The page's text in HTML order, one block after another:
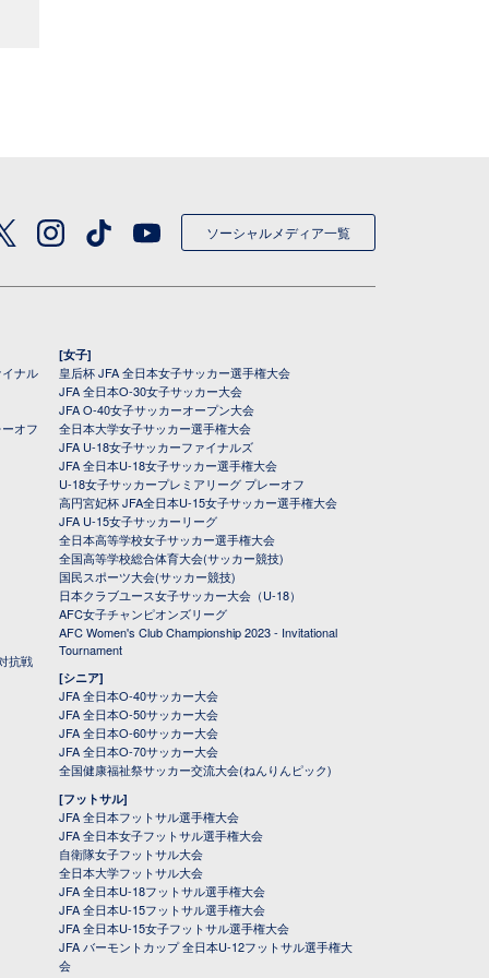
ソーシャルメディア一覧
ナル
オフ
抗戦
[女子]
皇后杯 JFA 全日本女子サッカー選手権大会
JFA 全日本O-30女子サッカー大会
JFA O-40女子サッカーオープン大会
全日本大学女子サッカー選手権大会
JFA U-18女子サッカーファイナルズ
JFA 全日本U-18女子サッカー選手権大会
U-18女子サッカープレミアリーグ プレーオフ
高円宮妃杯 JFA全日本U-15女子サッカー選手権大会
JFA U-15女子サッカーリーグ
全日本高等学校女子サッカー選手権大会
全国高等学校総合体育大会(サッカー競技)
国民スポーツ大会(サッカー競技)
日本クラブユース女子サッカー大会（U-18）
AFC女子チャンピオンズリーグ
AFC Women's Club Championship 2023 - Invitational
Tournament
[シニア]
JFA 全日本O-40サッカー大会
JFA 全日本O-50サッカー大会
JFA 全日本O-60サッカー大会
JFA 全日本O-70サッカー大会
全国健康福祉祭サッカー交流大会(ねんりんピック)
[フットサル]
JFA 全日本フットサル選手権大会
JFA 全日本女子フットサル選手権大会
自衛隊女子フットサル大会
全日本大学フットサル大会
JFA 全日本U-18フットサル選手権大会
JFA 全日本U-15フットサル選手権大会
JFA 全日本U-15女子フットサル選手権大会
JFA バーモントカップ 全日本U-12フットサル選手権大
会